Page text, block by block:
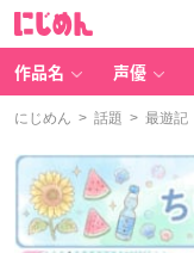
作品名 声優
にじめん > 話題 > 最遊記